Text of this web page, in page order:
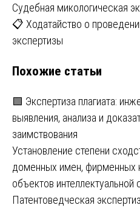
Навигация
по
Судебная микологическая
📋 Ходатайство о
экспертизы
Похожие статьи
🟩 Экспертиза плагиата:
выявления, анализа и
заимствования
Установление степени
доменных имен, фирменных
объектов интеллектуальной
Патентоведческая